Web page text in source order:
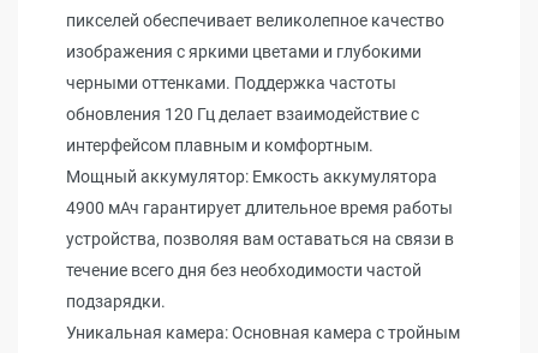
пикселей обеспечивает великолепное качество
изображения с яркими цветами и глубокими
черными оттенками. Поддержка частоты
обновления 120 Гц делает взаимодействие с
интерфейсом плавным и комфортным.
Мощный аккумулятор: Емкость аккумулятора
4900 мАч гарантирует длительное время работы
устройства, позволяя вам оставаться на связи в
течение всего дня без необходимости частой
подзарядки.
Уникальная камера: Основная камера с тройным